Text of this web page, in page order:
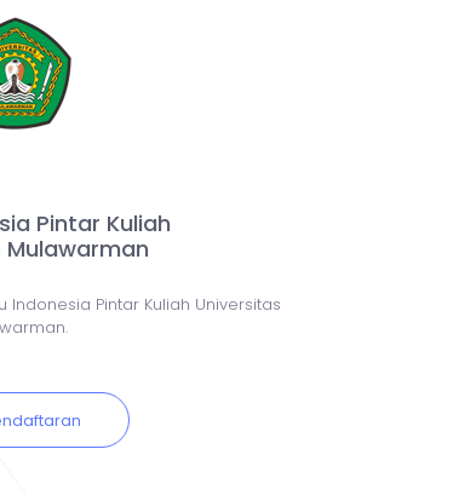
Pintar Kuliah
Mulawarman
Pintar Kuliah Universitas